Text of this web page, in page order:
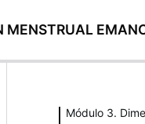
MENSTRUAL
Módulo 3.